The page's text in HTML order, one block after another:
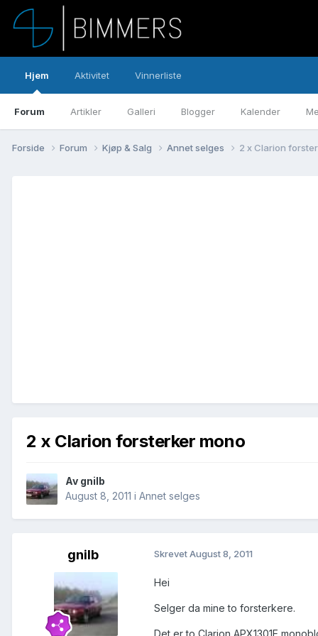
Hjem
Forum Artikler Galleri Blogger Kalender
Aktivitet Vinnerliste
Forside Forum Kjøp & Salg Annet selges 2 x Clarion
2 x Clarion forsterker mono
Av gnilb
August 8, 2011 i Annet selges
gnilb SkrevetAugust 8, 2011
Hei
Selger da mine to forsterkere.